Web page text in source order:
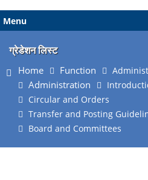
Menu
ग्रेडेशन लिस्ट
Home Function
Administration
Circular and Orders
Transfer and Posting
Board and Committees